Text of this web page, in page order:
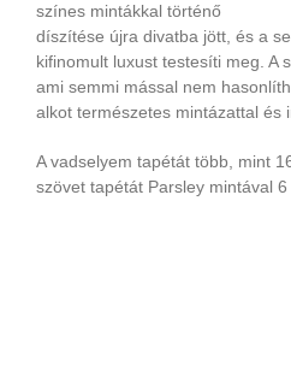
színes mintákkal történő
díszítése újra divatba jött, és a
kifinomult luxust testesíti meg. A
ami semmi mással nem
alkot természetes mintázattal és
A vadselyem tapétát több, mint
szövet tapétát Parsley mintával